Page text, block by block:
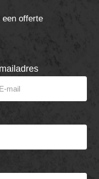
offerte